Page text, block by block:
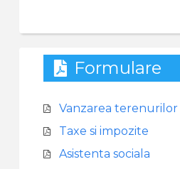
Formulare
Vanzarea terenurilor
Taxe si impozite
Asistenta sociala